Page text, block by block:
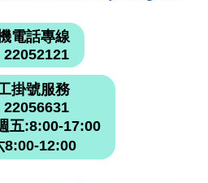
電話專線
22052121
掛號服務
22056631
五:8:00-17:00
8:00-12:00